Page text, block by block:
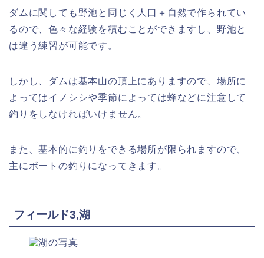
ダムに関しても野池と同じく人口＋自然で作られてい
るので、色々な経験を積むことができますし、野池と
は違う練習が可能です。
しかし、ダムは基本山の頂上にありますので、場所に
よってはイノシシや季節によっては蜂などに注意して
釣りをしなければいけません。
また、基本的に釣りをできる場所が限られますので、
主にボートの釣りになってきます。
フィールド3,湖